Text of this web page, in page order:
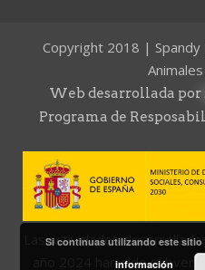
Copyright 2018 |
Web desarrollada por
Programa de
Las actividades
año 2024 han sido
Si continuas utilizando este
información